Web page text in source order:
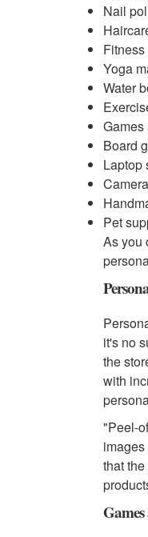
Nail
Yoga
Water
Board
Laptop
Pet
As you
it's no
the
with
"Peel-
that